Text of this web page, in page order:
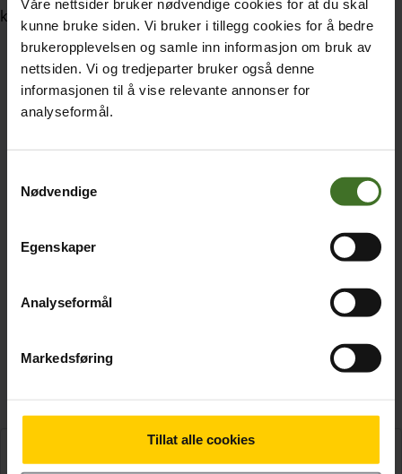
Våre nettsider bruker nødvendige cookies for at du skal
kunne bruke siden. Vi bruker i tillegg cookies for å bedre
brukeropplevelsen og samle inn informasjon om bruk av
nettsiden. Vi og tredjeparter bruker også denne
informasjonen til å vise relevante annonser for
analyseformål.
Nødvendige
Egenskaper
Analyseformål
Markedsføring
Tillat alle cookies
kan telle som opptil 100 tegn pr emotikon.
Utgående SMS fra Norge til EU faktureres med 0,73
pr. stk
Utgående SMS fra Norge til utlandet utenfor EU
faktureres med 1,50 pr. stk
Utgående SMS/MMS fra EU/EØS til Norge: EU
Utgående SMS fra EU/EØS til andre land i EU/EØS: EU
Utgående SMS fra EU/EØS til land utenfor EU/EØS
Innkommende SMS faktureres ikke
2,50 pr. stk.